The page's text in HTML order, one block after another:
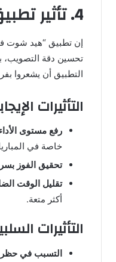
4. تأثير تطبيق هيد شوت فري فاير ffh4x على تجربة اللعب
تحسين دقة التصويب،
التطبيق أن يشعروا
التأثيرات
رفع مستوى
خاصة في
تحقيق الفوز
تقليل الوقت
أكثر متعة.
التأثيرات
التسبب في حظر